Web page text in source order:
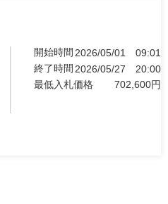
開始時間 2026/05/01
09:01
終了時間 2026/05/27
20:00
最低入札価格
702,600円